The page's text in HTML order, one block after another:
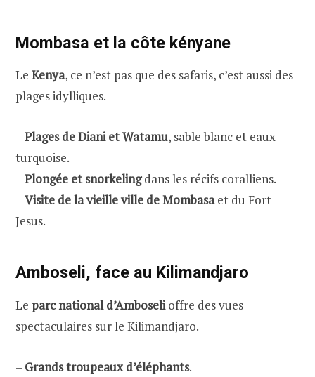
Mombasa et la côte kényane
Le Kenya, ce n’est pas que des safaris, c’est aussi des
plages idylliques.
–Plages de Diani et Watamu, sable blanc et eaux
turquoise.
–Plongée et snorkelingdans les récifs coralliens.
–Visite de la vieille ville de Mombasaet du Fort
Jesus.
Amboseli, face au Kilimandjaro
Le parc national d’Amboselioffre des vues
spectaculaires sur le Kilimandjaro.
– Grands troupeaux d’éléphants.